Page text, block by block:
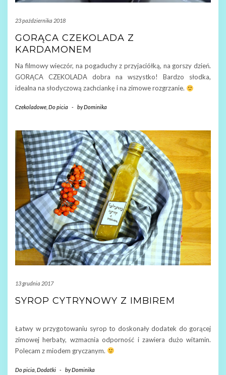
23 października 2018
GORĄCA CZEKOLADA Z
KARDAMONEM
Na filmowy wieczór, na pogaduchy z przyjaciółką, na gorszy dzień.
GORĄCA CZEKOLADA dobra na wszystko! Bardzo słodka,
idealna na słodyczową zachciankę i na zimowe rozgrzanie.
Czekoladowe Do picia - byDominika
13 grudnia 2017
SYROP CYTRYNOWY Z IMBIREM
Łatwy w przygotowaniu syrop to doskonały dodatek do gorącej
zimowej herbaty, wzmacnia odporność i zawiera dużo witamin.
Polecam z miodem gryczanym.
Do picia Dodatki - byDominika